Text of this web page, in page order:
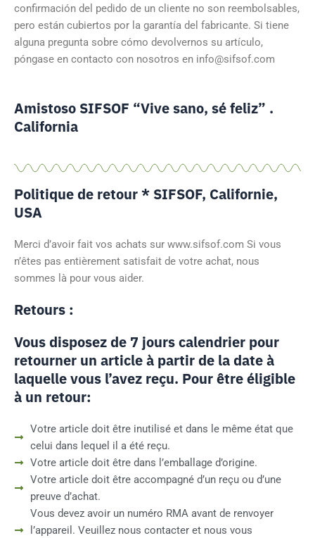
confirmación del pedido de un cliente no son reembolsables,
pero están cubiertos por la garantía del fabricante. Si tiene
alguna pregunta sobre cómo devolvernos su artículo,
póngase en contacto con nosotros en info@sifsof.com
Amistoso SIFSOF “Vive sano, sé feliz” .
California
Politique de retour * SIFSOF, Californie,
USA
Merci d’avoir fait vos achats sur www.sifsof.com Si vous
n’êtes pas entièrement satisfait de votre achat, nous
sommes là pour vous aider.
Retours :
Vous disposez de 7 jours calendrier pour
retourner un article à partir de la date à
laquelle vous l’avez reçu. Pour être éligible
à un retour:
Votre article doit être inutilisé et dans le même état que
celui dans lequel il a été reçu.
Votre article doit être dans l’emballage d’origine.
Votre article doit être accompagné d’un reçu ou d’une
preuve d’achat.
Vous devez avoir un numéro RMA avant de renvoyer
l’appareil. Veuillez nous contacter et nous vous